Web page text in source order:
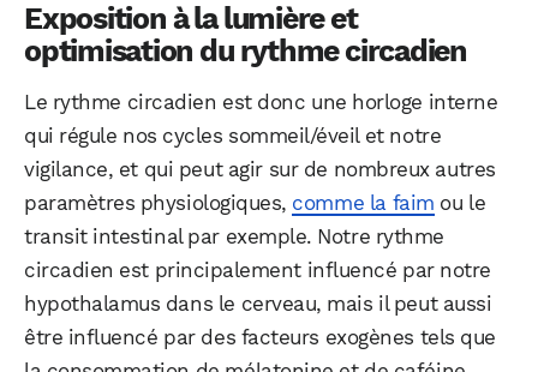
Exposition à la lumière et
optimisation du rythme circadien
Le rythme circadien est donc une horloge interne
qui régule nos cycles sommeil/éveil et notre
vigilance, et qui peut agir sur de nombreux autres
paramètres physiologiques, comme la faim ou le
transit intestinal par exemple. Notre rythme
circadien est principalement influencé par notre
hypothalamus dans le cerveau, mais il peut aussi
être influencé par des facteurs exogènes tels que